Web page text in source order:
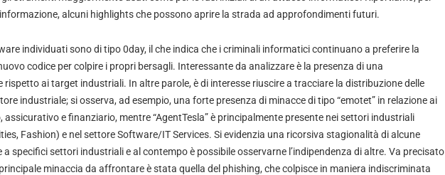
alcuni highlights che possono aprire la strada ad approfondimenti futuri.
individuati sono di tipo 0day, il che indica che i criminali informatici continuano a preferire la
codice per colpire i propri bersagli. Interessante da analizzare è la presenza di una
rispetto ai target industriali. In altre parole, è di interesse riuscire a tracciare la distribuzione delle
industriale; si osserva, ad esempio, una forte presenza di minacce di tipo “emotet” in relazione ai
assicurativo e finanziario, mentre “AgentTesla” è principalmente presente nei settori industriali
Fashion) e nel settore Software/IT Services. Si evidenzia una ricorsiva stagionalità di alcune
a specifici settori industriali e al contempo è possibile osservarne l’indipendenza di altre. Va precisato
minaccia da affrontare è stata quella del phishing, che colpisce in maniera indiscriminata